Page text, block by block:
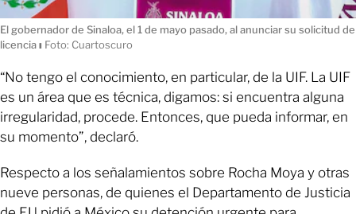
El gobernador de Sinaloa, el 1 de mayo pasado, al anunciar su solicitud de
licenciaı Foto: Cuartoscuro
“No tengo el conocimiento, en particular, de la UIF. La UIF
es un área que es técnica, digamos: si encuentra alguna
irregularidad, procede. Entonces, que pueda informar, en
su momento”, declaró.
Respecto a los señalamientos sobre Rocha Moya y otras
nueve personas, de quienes el Departamento de Justicia